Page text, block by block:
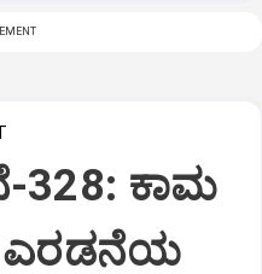
328: ಕಾಮ
ಎರಡನೆಯ